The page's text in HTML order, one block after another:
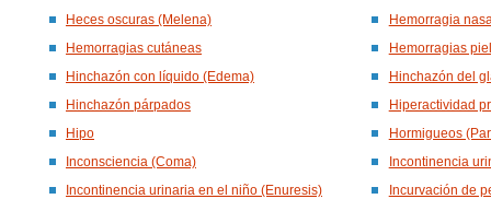
Heces oscuras (Melena)
Hemorragia
Hemorragias cutáneas
Hemorragias
Hinchazón con líquido (Edema)
Hinchazón del
Hinchazón párpados
Hiperactividad
Hipo
Hormigueos
Inconsciencia (Coma)
Incontinencia
Incontinencia urinaria en el niño (Enuresis)
Incurvación de